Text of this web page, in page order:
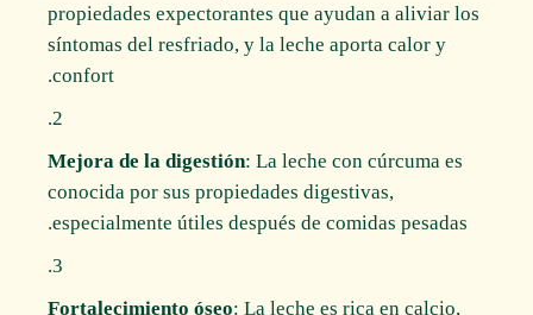
propiedades expectorantes que ayudan a aliviar los
síntomas del resfriado, y la leche aporta calor y
confort.
Mejora de la digestión: La leche con cúrcuma es
conocida por sus propiedades digestivas,
especialmente útiles después de comidas pesadas.
Fortalecimiento óseo: La leche es rica en calcio,